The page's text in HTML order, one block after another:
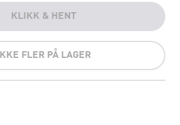
KLIKK & HENT
IKKE FLER PÅ LAGER